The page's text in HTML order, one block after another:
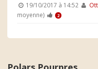
19/10/2017 à 14:52
moyenne)
2